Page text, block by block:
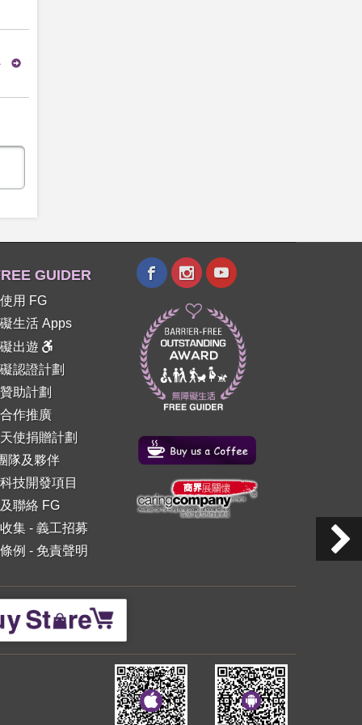
GUIDER
用 FG
生活 Apps
出遊
認證計劃
助計劃
作推廣
使捐贈計劃
隊及夥伴
技開發項目
聯絡 FG
集- 義工招募
例 - 免責聲明